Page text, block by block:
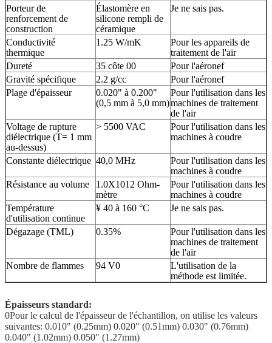
Porteur de
renforcement de
construction
Élastomère en
silicone rempli de
céramique
Je ne sais pas.
Conductivité
thermique
1.25 W/mK
Pour les appareils de
traitement de l'air
Dureté
35 côte 00
Pour l'aéronef
Gravité spécifique
2.2 g/cc
Pour l'aéronef
Plage d'épaisseur
0.020" à 0.200"
(0,5 mm à 5,0 mm)
Pour l'utilisation dans les
machines de traitement
de l'air
Voltage de rupture
diélectrique (T= 1 mm
au-dessus)
> 5500 VAC
Pour l'utilisation dans les
machines à coudre
Constante diélectrique 40,0 MHz
Pour l'utilisation dans les
machines à coudre
Résistance au volume
1.0X1012 Ohm-
mètre
Pour l'utilisation dans les
machines à coudre
Température
d'utilisation continue
¥ 40 à 160 °C Je ne sais pas.
Dégazage (TML) 0.35%
Pour l'utilisation dans les
machines de traitement
de l'air
Nombre de flammes
94 V0
L'utilisation de la
méthode est limitée.
Épaisseurs standard:
0Pour le calcul de l'épaisseur de l'échantillon, on utilise les valeurs
suivantes: 0.010" (0.25mm) 0.020" (0.51mm) 0.030" (0.76mm)
0.040" (1.02mm) 0.050" (1.27mm)